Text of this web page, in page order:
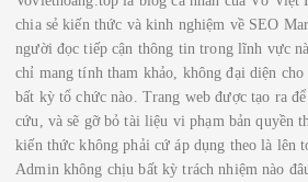
chia sẻ kiến thức và kinh nghiệm về SEO
người đọc tiếp cận thông tin trong lĩnh vực
chỉ mang tính tham khảo, không đại diện
bất kỳ tổ chức nào. Trang web được tạo ra
cứu, và sẽ gỡ bỏ tài liệu vi phạm bản quyền
kiến thức không phải cứ áp dụng theo là lên
Admin không chịu bất kỳ trách nhiệm nào